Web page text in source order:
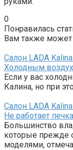
0
Понравилась
Вам также может
Салон LADA Kalina
Холодным
Если у вас
Калина, но при
Салон LADA Kalina
Не работает
Большинство
которые прежде
моделями,